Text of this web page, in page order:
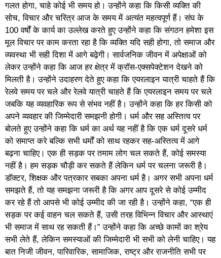
गलत होगा, चाहे कोई भी समय हो। उन्होंने कहा कि किसी व्यक्ति की
सोच, विचार और चरित्र आज के समय में अत्यंत महत्वपूर्ण हैं। संघ के
100 वर्षों के कार्य का उल्लेख करते हुए उन्होंने कहा कि संगठन हमेशा इस
मूल विचार पर काम करता रहा है कि व्यक्ति यदि सही होगा, तो समाज और
व्यवस्था भी सही दिशा में आगे बढ़ेगी। सार्वजनिक जीवन में अपेक्षाओं को
लेकर उन्होंने कहा कि आज हर क्षेत्र में क्रॉस-एक्सपेक्टेशन देखने को
मिलती है। उन्होंने उदाहरण देते हुए कहा कि एयरलाइन यात्री चाहते हैं कि
रेलवे समय पर चले और रेलवे यात्री चाहते हैं कि एयरलाइन समय पर चले
जबकि यह व्यवहारिक रूप से संभव नहीं है। उन्होंने कहा कि हर किसी को
अपने व्यवहार की जिम्मेदारी समझनी होगी। धर्म और सह अस्तित्व पर
बोलते हुए उन्होंने कहा कि धर्म का अर्थ यह नहीं है कि एक धर्म दूसरे धर्म
को समाप्त करे बल्कि सभी धर्मों को साथ रहकर सह-अस्तित्व में आगे
बढ़ना चाहिए। एक ही सड़क पर तमाम लोग चल सकते हैं, कोई समस्या
नहीं है। हम सड़क चौड़ी कर सकते हैं लेकिन धर्म पर चलना जरूरी है।
डॉक्टर, शिक्षक और पत्रकार सबका अपना धर्म है। अगर सभी अपना धर्म
समझते हैं, तो यह समझना जरूरी है कि अगर आप दूसरे से कोई उम्मीद
कर रहे हैं तो आपसे भी कोई उम्मीद की जा रही है। उन्होंने कहा, “एक ही
सड़क पर कई वाहन चल सकते हैं, उसी तरह विभिन्न विचार और आस्थाएं
भी समाज में साथ रह सकती हैं।” उन्होंने कहा कि अच्छे कामों का श्रेय
सभी लेते हैं, लेकिन समस्याओं की जिम्मेदारी भी सभी को लेनी चाहिए। यह
बात निजी जीवन, पारिवारिक, सामाजिक, राष्ट्र और राजनीति सभी पर